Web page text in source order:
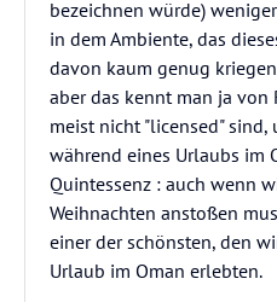
bezeichnen würde)
in dem Ambiente, das
davon kaum genug
aber das kennt man ja von
meist nicht "licensed"
während eines Urlaubs im
Quintessenz : auch wenn
Weihnachten anstoßen
einer der schönsten, den
Urlaub im Oman erlebten.